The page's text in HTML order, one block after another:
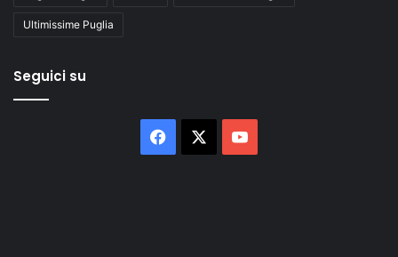
Ultimissime Puglia
Seguici su
Facebook